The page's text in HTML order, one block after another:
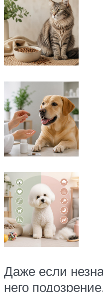
Даже если
него